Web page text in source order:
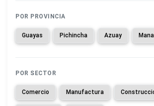
POR PROVINCIA
Guayas Pichincha Azuay
POR SECTOR
Comercio Manufactura